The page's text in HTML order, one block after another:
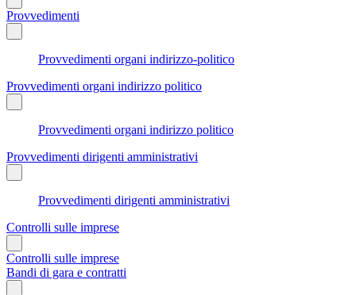
Provvedimenti
Provvedimenti organi indirizzo-politico
Provvedimenti organi indirizzo politico
Provvedimenti organi indirizzo politico
Provvedimenti dirigenti amministrativi
Provvedimenti dirigenti amministrativi
Controlli sulle imprese
Controlli sulle imprese
Bandi di gara e contratti